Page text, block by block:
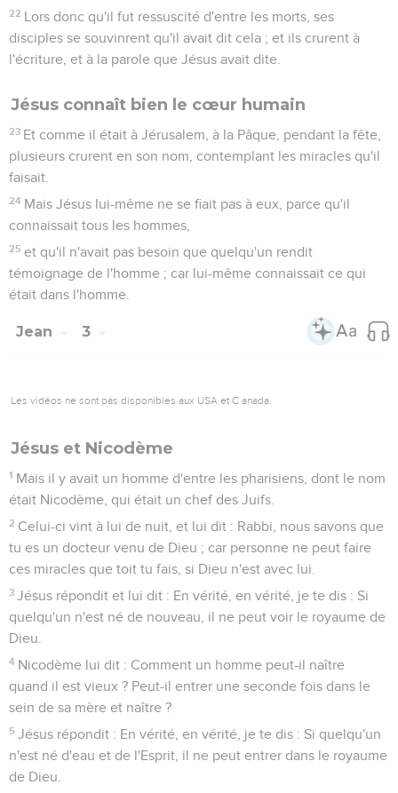
22 Lors donc qu'il fut ressuscité d'entre les morts, ses
disciples se souvinrent qu'il avait dit cela ; et ils crurent à
l'écriture, et à la parole que Jésus avait dite.
Jésus connaît bien le cœur humain
23 Et comme il était à Jérusalem, à la Pâque, pendant la fête,
plusieurs crurent en son nom, contemplant les miracles qu'il
faisait.
24 Mais Jésus lui-même ne se fiait pas à eux, parce qu'il
connaissait tous les hommes,
25 et qu'il n'avait pas besoin que quelqu'un rendit
témoignage de l'homme ; car lui-même connaissait ce qui
était dans l'homme.
Jean 3
Les vidéos ne sont pas disponibles aux USA et C anada.
Jésus et Nicodème
1 Mais il y avait un homme d'entre les pharisiens, dont le nom
était Nicodème, qui était un chef des Juifs.
2 Celui-ci vint à lui de nuit, et lui dit : Rabbi, nous savons que
tu es un docteur venu de Dieu ; car personne ne peut faire
ces miracles que toit tu fais, si Dieu n'est avec lui.
3 Jésus répondit et lui dit : En vérité, en vérité, je te dis : Si
quelqu'un n'est né de nouveau, il ne peut voir le royaume de
Dieu.
4 Nicodème lui dit : Comment un homme peut-il naître
quand il est vieux ? Peut-il entrer une seconde fois dans le
sein de sa mère et naître ?
5 Jésus répondit : En vérité, en vérité, je te dis : Si quelqu'un
n'est né d'eau et de l'Esprit, il ne peut entrer dans le royaume
de Dieu.